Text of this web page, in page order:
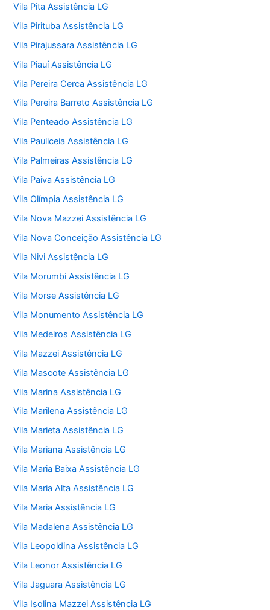
Vila Pita Assistência LG
Vila Pirituba Assistência LG
Vila Pirajussara Assistência LG
Vila Piauí Assistência LG
Vila Pereira Cerca Assistência LG
Vila Pereira Barreto Assistência LG
Vila Penteado Assistência LG
Vila Pauliceia Assistência LG
Vila Palmeiras Assistência LG
Vila Paiva Assistência LG
Vila Olímpia Assistência LG
Vila Nova Mazzei Assistência LG
Vila Nova Conceição Assistência LG
Vila Nivi Assistência LG
Vila Morumbi Assistência LG
Vila Morse Assistência LG
Vila Monumento Assistência LG
Vila Medeiros Assistência LG
Vila Mazzei Assistência LG
Vila Mascote Assistência LG
Vila Marina Assistência LG
Vila Marilena Assistência LG
Vila Marieta Assistência LG
Vila Mariana Assistência LG
Vila Maria Baixa Assistência LG
Vila Maria Alta Assistência LG
Vila Maria Assistência LG
Vila Madalena Assistência LG
Vila Leopoldina Assistência LG
Vila Leonor Assistência LG
Vila Jaguara Assistência LG
Vila Isolina Mazzei Assistência LG